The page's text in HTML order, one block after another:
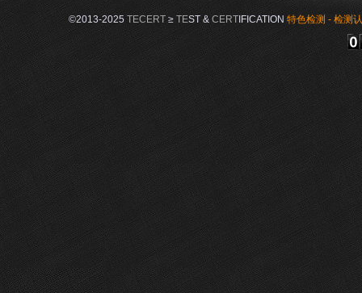
©2013-2025 TECERT≥ TEST & CERTIFICATION 特色检测 - 检测